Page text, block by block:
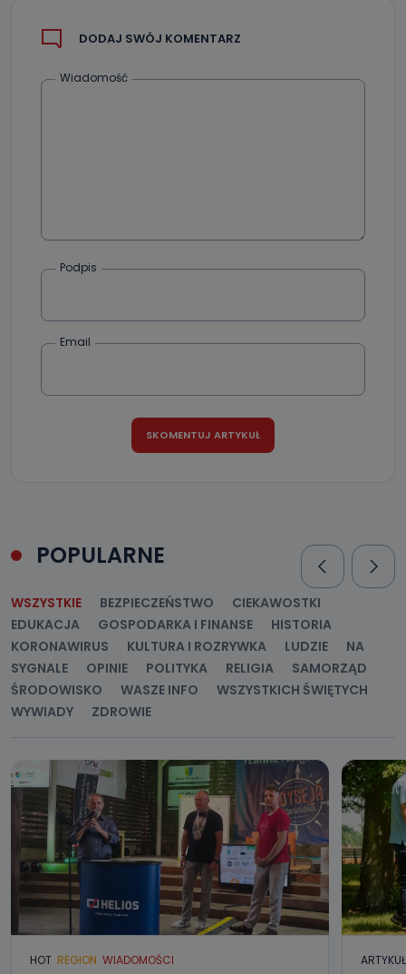
DODAJ SWÓJ KOMENTARZ
Wiadomość
Podpis
Email
POPULARNE
WSZYSTKIE BEZPIECZEŃSTWO
CIEKAWOSTKI
EDUKACJA
GOSPODARKA I FINANSE
HISTORIA
KORONAWIRUS
KULTURA I ROZRYWKA LUDZIE
NA
SYGNALE
OPINIE POLITYKA RELIGIA
SAMORZĄD
ŚRODOWISKO
WASZE INFO
WSZYSTKICH ŚWIĘTYCH
WYWIADY
ZDROWIE
HOT REGION WIADOMOŚCI